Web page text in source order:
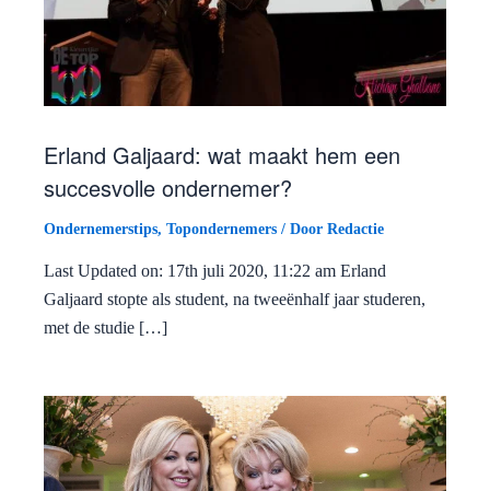
Erland Galjaard: wat maakt hem een
succesvolle ondernemer?
Ondernemerstips, Topondernemers / Door Redactie
Last Updated on: 17th juli 2020, 11:22 am Erland
Galjaard stopte als student, na tweeënhalf jaar studeren,
met de studie […]